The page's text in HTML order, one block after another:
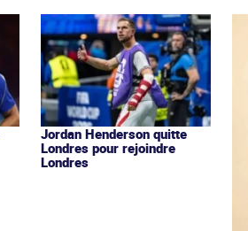
Jordan Henderson quitte
Londres pour rejoindre
Londres